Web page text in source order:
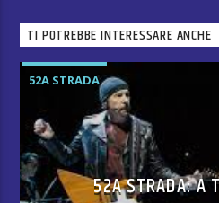
TI POTREBBE INTERESSARE ANCHE
52A STRADA
52A STRADA: A